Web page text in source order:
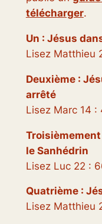
télécharger.
Un : Jésus
Lisez Matthieu
Deuxième :
arrêté
Lisez Marc 14
le Sanhédrin
Lisez Luc 22 :
Quatrième :
Lisez Matthieu